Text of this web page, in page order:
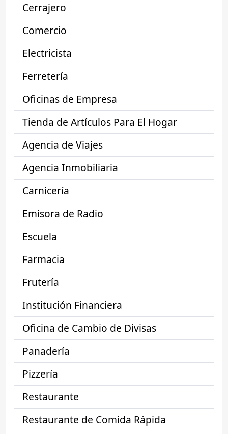
Cerrajero
Comercio
Electricista
Ferretería
Oficinas de Empresa
Tienda de Artículos Para El Hogar
Agencia de Viajes
Agencia Inmobiliaria
Carnicería
Emisora de Radio
Escuela
Farmacia
Frutería
Institución Financiera
Oficina de Cambio de Divisas
Panadería
Pizzería
Restaurante
Restaurante de Comida Rápida